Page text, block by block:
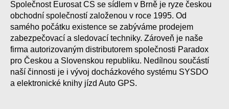
Společnost Eurosat CS se sídlem v Brně je ryze českou
obchodní společností založenou v roce 1995. Od
samého počátku existence se zabýváme prodejem
zabezpečovací a sledovací techniky. Zároveň je naše
firma autorizovaným distributorem společnosti Paradox
pro Českou a Slovenskou republiku. Nedílnou součástí
naší činnosti je i vývoj docházkového systému SYSDO
a elektronické knihy jízd Auto GPS.